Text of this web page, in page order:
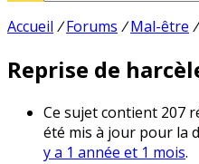
Accueil / Forums / Mal-être /
Reprise de
Ce sujet contient 207
été mis à jour pour la
y a 1 année et 1 mois.